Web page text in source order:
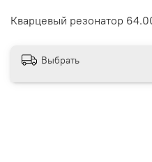
Кварцевый резонатор
Выбрать